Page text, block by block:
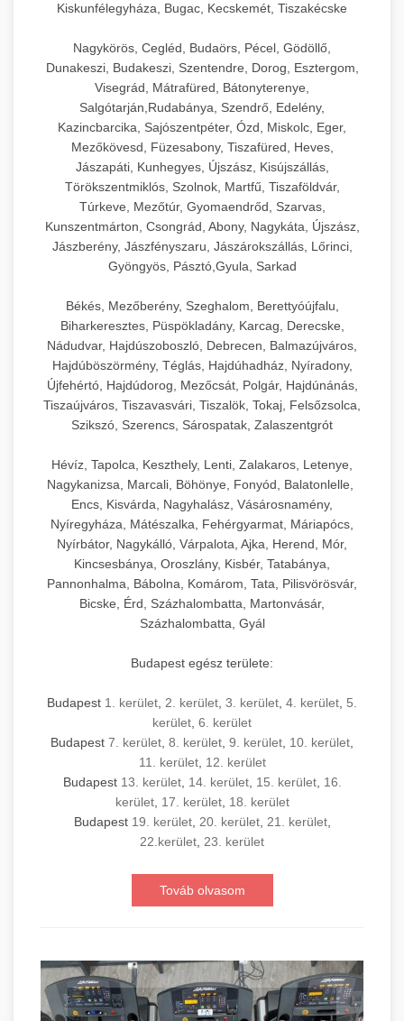
Kiskunfélegyháza, Bugac, Kecskemét, Tiszakécske
Nagykörös, Cegléd, Budaörs, Pécel, Gödöllő,
Dunakeszi, Budakeszi, Szentendre, Dorog, Esztergom,
Visegrád, Mátrafüred, Bátonyterenye,
Salgótarján,Rudabánya, Szendrő, Edelény,
Kazincbarcika, Sajószentpéter, Ózd, Miskolc, Eger,
Mezőkövesd, Füzesabony, Tiszafüred, Heves,
Jászapáti, Kunhegyes, Újszász, Kisújszállás,
Törökszentmiklós, Szolnok, Martfű, Tiszaföldvár,
Túrkeve, Mezőtúr, Gyomaendrőd, Szarvas,
Kunszentmárton, Csongrád, Abony, Nagykáta, Újszász,
Jászberény, Jászfényszaru, Jászárokszállás, Lőrinci,
Gyöngyös, Pásztó,Gyula, Sarkad
Békés, Mezőberény, Szeghalom, Berettyóújfalu,
Biharkeresztes, Püspökladány, Karcag, Derecske,
Nádudvar, Hajdúszoboszló, Debrecen, Balmazújváros,
Hajdúböszörmény, Téglás, Hajdúhadház, Nyíradony,
Újfehértó, Hajdúdorog, Mezőcsát, Polgár, Hajdúnánás,
Tiszaújváros, Tiszavasvári, Tiszalök, Tokaj, Felsőzsolca,
Szikszó, Szerencs, Sárospatak, Zalaszentgrót
Hévíz, Tapolca, Keszthely, Lenti, Zalakaros, Letenye,
Nagykanizsa, Marcali, Böhönye, Fonyód, Balatonlelle,
Encs, Kisvárda, Nagyhalász, Vásárosnamény,
Nyíregyháza, Mátészalka, Fehérgyarmat, Máriapócs,
Nyírbátor, Nagykálló, Várpalota, Ajka, Herend, Mór,
Kincsesbánya, Oroszlány, Kisbér, Tatabánya,
Pannonhalma, Bábolna, Komárom, Tata, Pilisvörösvár,
Bicske, Érd, Százhalombatta, Martonvásár,
Százhalombatta, Gyál
Budapest egész területe:
Budapest 1. kerület, 2. kerület, 3. kerület, 4. kerület, 5.
kerület, 6. kerület
Budapest 7. kerület, 8. kerület, 9. kerület, 10. kerület,
11. kerület, 12. kerület
Budapest 13. kerület, 14. kerület, 15. kerület, 16.
kerület, 17. kerület, 18. kerület
Budapest 19. kerület, 20. kerület, 21. kerület,
22.kerület, 23. kerület
Továb olvasom